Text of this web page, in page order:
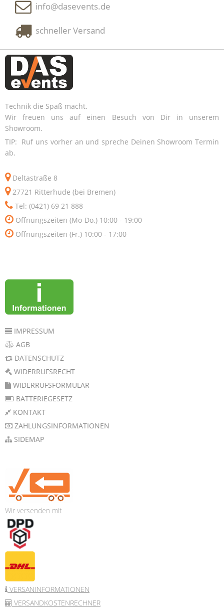
info@dasevents.de
schneller Versand
Technik die Spaß macht.
Wir freuen uns auf einen Besuch von Dir in unserem
Showroom.
TIP: Ruf uns vorher an und spreche Deinen Showroom Termin
ab.
Deltastraße 8
27721 Ritterhude (bei Bremen)
Tel: (0421) 69 21 888
Öffnungszeiten (Mo-Do.) 10:00 - 19:00
Öffnungszeiten (Fr.) 10:00 - 17:00
IMPRESSUM
AGB
DATENSCHUTZ
WIDERRUFSRECHT
WIDERRUFSFORMULAR
BATTERIEGESETZ
KONTAKT
ZAHLUNGSINFORMATIONEN
SIDEMAP
Wir versenden mit
VERSANINFORMATIONEN
VERSANDKOSTENRECHNER